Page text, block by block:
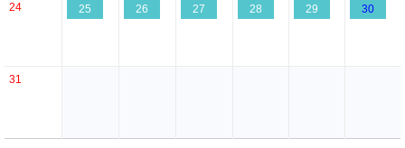
24 25 26 27 28 29 30
31